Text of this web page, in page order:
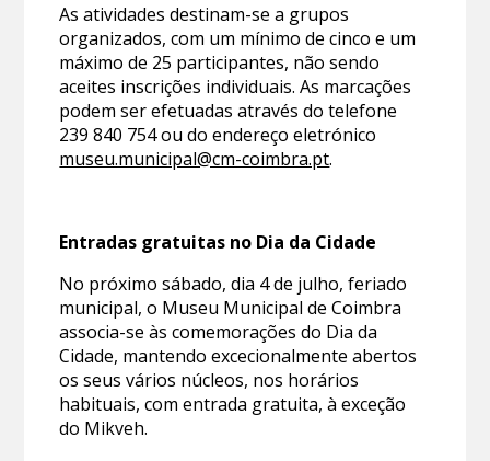
As atividades destinam-se a grupos
organizados, com um mínimo de cinco e um
máximo de 25 participantes, não sendo
aceites inscrições individuais. As marcações
podem ser efetuadas através do telefone
239 840 754 ou do endereço eletrónico
museu.municipal@cm-coimbra.pt.
Entradas gratuitas no Dia da Cidade
No próximo sábado, dia 4 de julho, feriado
municipal, o Museu Municipal de Coimbra
associa-se às comemorações do Dia da
Cidade, mantendo excecionalmente abertos
os seus vários núcleos, nos horários
habituais, com entrada gratuita, à exceção
do Mikveh.